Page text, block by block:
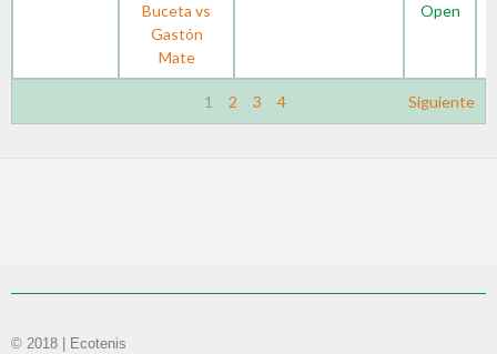
Buceta vs
Gastón
Mate
Open
1 2 3 4 Siguiente
© 2018 | Ecotenis